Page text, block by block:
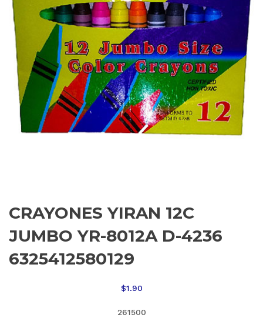
CRAYONES YIRAN 12C
JUMBO YR-8012A D-4236
6325412580129
$1.90
261500